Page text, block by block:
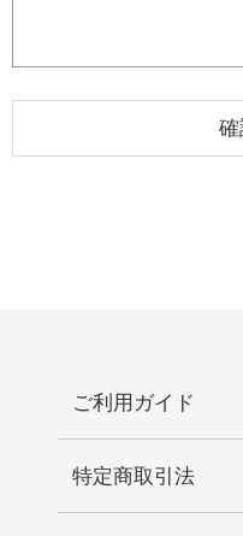
ご利用ガイド
特定商取引法